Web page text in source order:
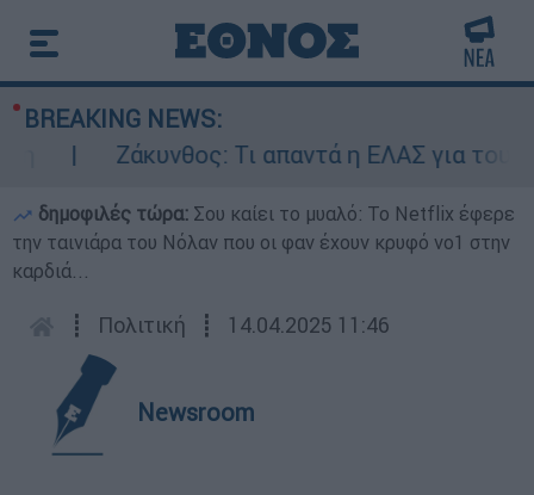
BREAKING NEWS:
Ζάκυνθος: Τι απαντά η ΕΛΑΣ για τους 8
δημοφιλές τώρα: Σου καίει το μυαλό: Το Netflix έφερε
την ταινιάρα του Νόλαν που οι φαν έχουν κρυφό νο1 στην
καρδιά...
┋ Πολιτική ┋ 14.04.2025 11:46
Newsroom